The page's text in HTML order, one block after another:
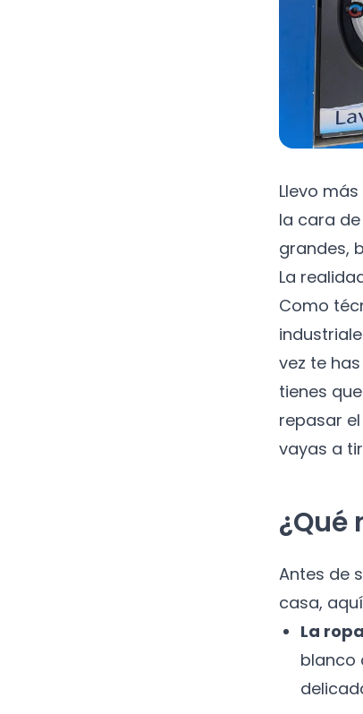
Llevo
la cara
grandes,
La
Como
vez te
tienes
repasar
vayas a
¿Qué
Antes de
casa,
La
blanco